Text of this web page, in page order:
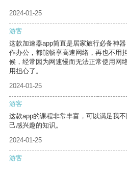
2024-01-25
游客
这款加速器app简直是居家旅行必备神
作办公，都能畅享高速网络，再也不用
候，经常因为网速慢而无法正常使用网
用担心了。
2024-01-25
游客
这款app的课程非常丰富，可以满足我
己感兴趣的知识。
2024-01-25
游客